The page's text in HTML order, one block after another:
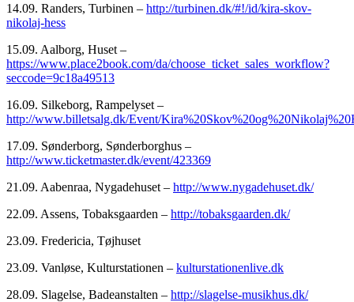
14.09. Randers, Turbinen – http://turbinen.dk/#!/id/kira-skov-
nikolaj-hess
15.09. Aalborg, Huset –
https://www.place2book.com/da/choose_ticket_sales_workflow?
seccode=9c18a49513
16.09. Silkeborg, Rampelyset –
http://www.billetsalg.dk/Event/
17.09. Sønderborg, Sønderborghus –
http://www.ticketmaster.dk/event/423369
21.09. Aabenraa, Nygadehuset – http://www.nygadehuset.dk/
22.09. Assens, Tobaksgaarden – http://tobaksgaarden.dk/
23.09. Fredericia, Tøjhuset
23.09. Vanløse, Kulturstationen – kulturstationenlive.dk
28.09. Slagelse, Badeanstalten – http://slagelse-musikhus.dk/